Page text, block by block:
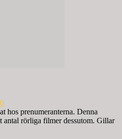
0
hos prenumeranterna. Denna
antal rörliga filmer dessutom. Gillar